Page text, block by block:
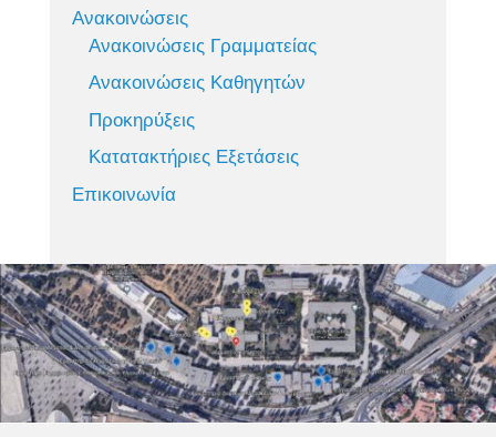
Ανακοινώσεις
Ανακοινώσεις Γραμματείας
Ανακοινώσεις Καθηγητών
Προκηρύξεις
Κατατακτήριες Εξετάσεις
Επικοινωνία